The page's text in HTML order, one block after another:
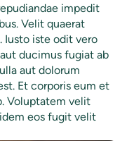
impedit
Velit quaerat
Iusto iste odit vero
ducimus fugiat ab
aut dolorum
Et corporis eum et
Voluptatem velit
eos fugit velit